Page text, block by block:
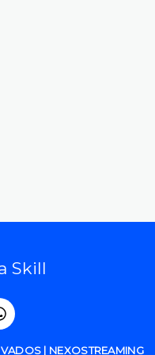
Skill
| NEXOSTREAMING